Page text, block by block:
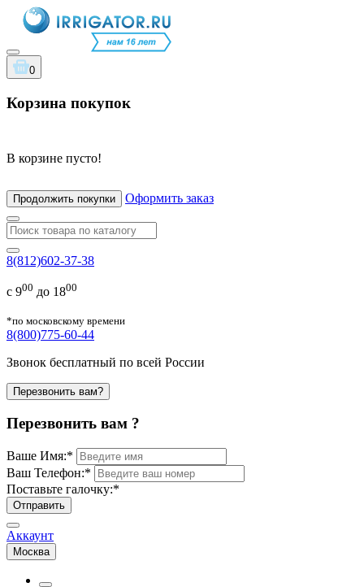
0
Корзина покупок
В корзине пусто!
Продолжить покупки Оформить заказ
8(812)602-37-38
с 900 до 1800
*по московскому времени
8(800)775-60-44
Звонок бесплатный по всей России
Перезвонить вам?
Перезвонить вам ?
Ваше Имя:*
Ваш Телефон:*
Поставьте галочку:*
Отправить
Аккаунт
Москва